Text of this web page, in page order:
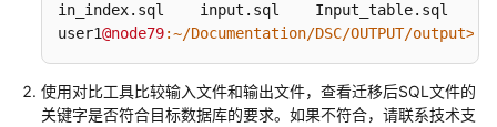
in_index.sql    input.sql    Input_table.sql
user1@node79:~/Documentation/DSC/OUTPUT/output>
使用对比工具比较输入文件和输出文件，查看迁移后SQL文件的
关键字是否符合目标数据库的要求。如果不符合，请联系技术支